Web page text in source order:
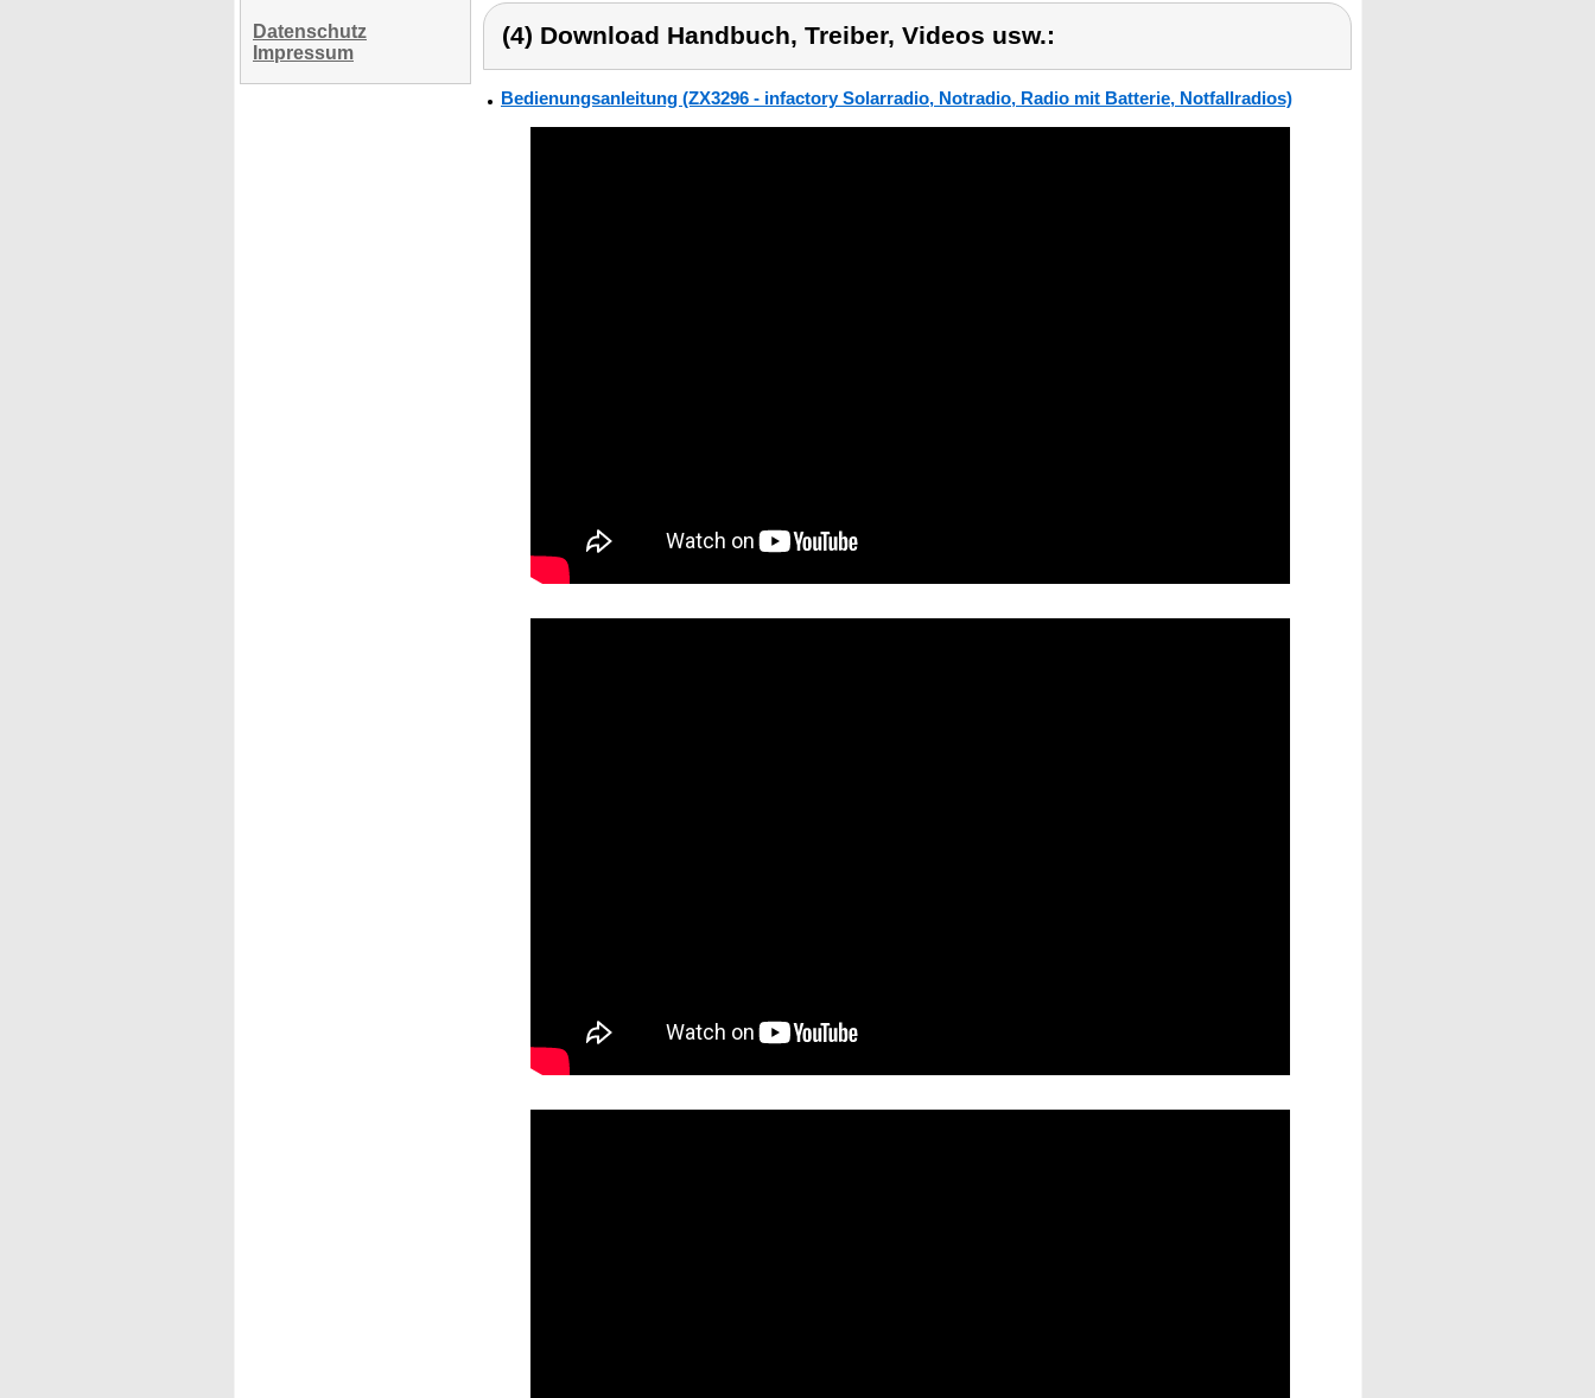
Datenschutz
Impressum
(4) Download Handbuch, Treiber, Videos usw.:
Bedienungsanleitung (ZX3296 - infactory Solarradio, Notradio, Radio mit Batterie, Notfallradios)